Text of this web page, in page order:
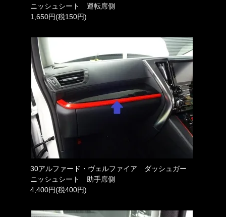
ニッシュシート 運転席側
1,650円(税150円)
30アルファード・ヴェルファイア ダッシュガー
ニッシュシート 助手席側
4,400円(税400円)